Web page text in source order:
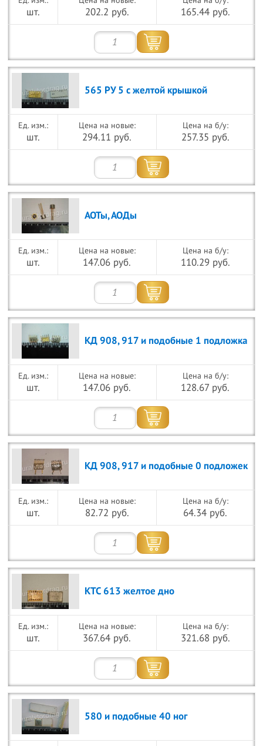
шт. 202.2 руб. 165.44 руб.
565 РУ 5 с желтой крышкой
шт.
Цена на новые:
294.11 руб.
Цена на б/у:
257.35 руб.
АОТы, АОДы
шт.
Цена на новые:
147.06 руб.
Цена на б/у:
110.29 руб.
КД 908, 917 и подобные 1 подложка
шт.
Цена на новые:
147.06 руб.
Цена на б/у:
128.67 руб.
КД 908, 917 и подобные 0 подложек
шт.
Цена на новые:
82.72 руб.
Цена на б/у:
64.34 руб.
КТС 613 желтое дно
шт.
Цена на новые:
367.64 руб.
Цена на б/у:
321.68 руб.
580 и подобные 40 ног